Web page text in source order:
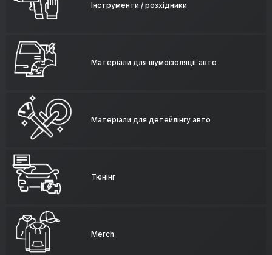
Інструменти / розхідники
Матеріали для шумоізоляції авто
Матеріали для детейлінгу авто
Тюнінг
Merch